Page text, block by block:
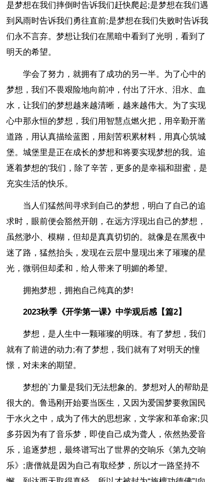
是梦想在我们摔倒时告诉我们赶快爬起;是梦想在我们遇
到风雨时告诉我们勇往直前;是梦想在我们失败时告诉我
们永不言弃。梦想让我们在黑暗中看到了光明，看到了
明天的希望。
学会了努力，就拥有了成功的另一半。为了心中的
梦想，我们不畏艰险地向前冲，付出了汗水、泪水、血
水，让我们的梦想越来越清晰，越来越伟大。为了实现
心中那永恒的梦想，我们用智慧点燃火把，用辛勤开凿
道路，用认真描绘蓝图，用刻苦积累材料，用真心筑城
堡。城堡里是正在成长的梦想和将要实现梦想的我。追
逐着梦想的'我们，除了辛苦，更多的是幸福和甜蜜，是
充实生活的快乐。
当人们猛然间寻求到自己的梦想，明白了自己的追
求时，眼前便会豁然开朗，在远方浮现出自己的梦想，
虽然渺小、模糊，但却是真真切切的。就像是在黑夜中
迷了路，猛然抬头，发现在云层中显现出来了璀璨的星
光，微弱但却柔和，给人带来了明媚的希望。
拥抱梦想，拥抱自己纯真的梦!
2023秋季《开学第一课》中学观后感【篇2】
梦想，是人生中一颗璀璨的明珠。有了梦想，我们
就有了前进的动力;有了梦想，我们就有了对明天的憧
憬，对未来的期望。
梦想的`力量是我们无法想象的。梦想对人的帮助是
很大的。鲁迅刚开始要当医生，又因为爱国梦要救国民
于水火之中，成为了伟大的思想家，文学家和革命家;贝
多芬因为有了音乐梦，即使自己成为聋人，依然热爱音
乐，追逐梦想，最终谱写出了世界的交响乐《第九交响
乐》;唐僧就是因为自己有取经梦，所以才一路坚持不